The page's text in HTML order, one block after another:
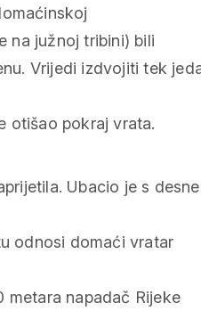
na južnoj tribini) bili
Vrijedi izdvojiti tek
otišao pokraj vrata.
Ubacio je s
odnosi domaći vratar
metara napadač Rijeke